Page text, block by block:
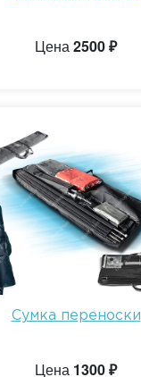
Цена2500 ₽
Сумка переноски
Цена 1300 ₽